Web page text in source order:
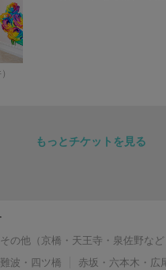
もっとチケットを見る
その他（京橋・天王寺・泉佐野など
波・四ツ橋 赤坂・六本木・広